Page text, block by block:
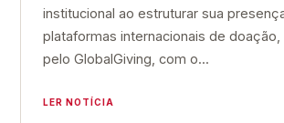
institucional ao estruturar sua
plataformas internacionais de
pelo GlobalGiving, com o...
LER NOTÍCIA